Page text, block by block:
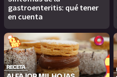
gastroenteritis: qué tener
en cuenta